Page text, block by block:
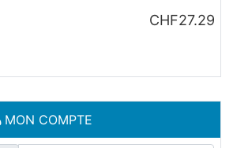
MON COMPTE